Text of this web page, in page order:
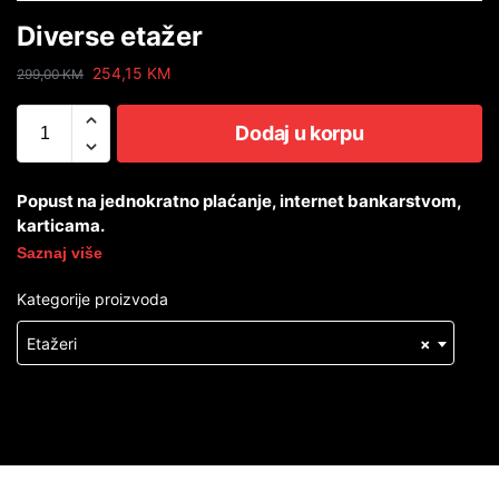
Diverse etažer
299,00KM 254,15 KM
Dodaj u korpu
Popust na jednokratno plaćanje, internet bankarstvom,
karticama.
Saznaj više
Kategorije proizvoda
×
Etažeri